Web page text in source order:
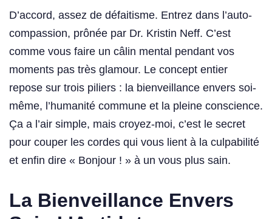
D’accord, assez de défaitisme. Entrez dans l’auto-
compassion, prônée par Dr. Kristin Neff. C’est
comme vous faire un câlin mental pendant vos
moments pas très glamour. Le concept entier
repose sur trois piliers : la bienveillance envers soi-
même, l’humanité commune et la pleine conscience.
Ça a l’air simple, mais croyez-moi, c’est le secret
pour couper les cordes qui vous lient à la culpabilité
et enfin dire « Bonjour ! » à un vous plus sain.
La Bienveillance Envers